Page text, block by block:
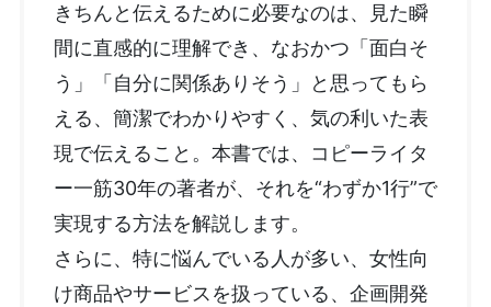
きちんと伝えるために必要なのは、見た瞬
間に直感的に理解でき、なおかつ「面白そ
う」「自分に関係ありそう」と思ってもら
える、簡潔でわかりやすく、気の利いた表
現で伝えること。本書では、コピーライタ
ー一筋30年の著者が、それを“わずか1行”で
実現する方法を解説します。
さらに、特に悩んでいる人が多い、女性向
け商品やサービスを扱っている、企画開発